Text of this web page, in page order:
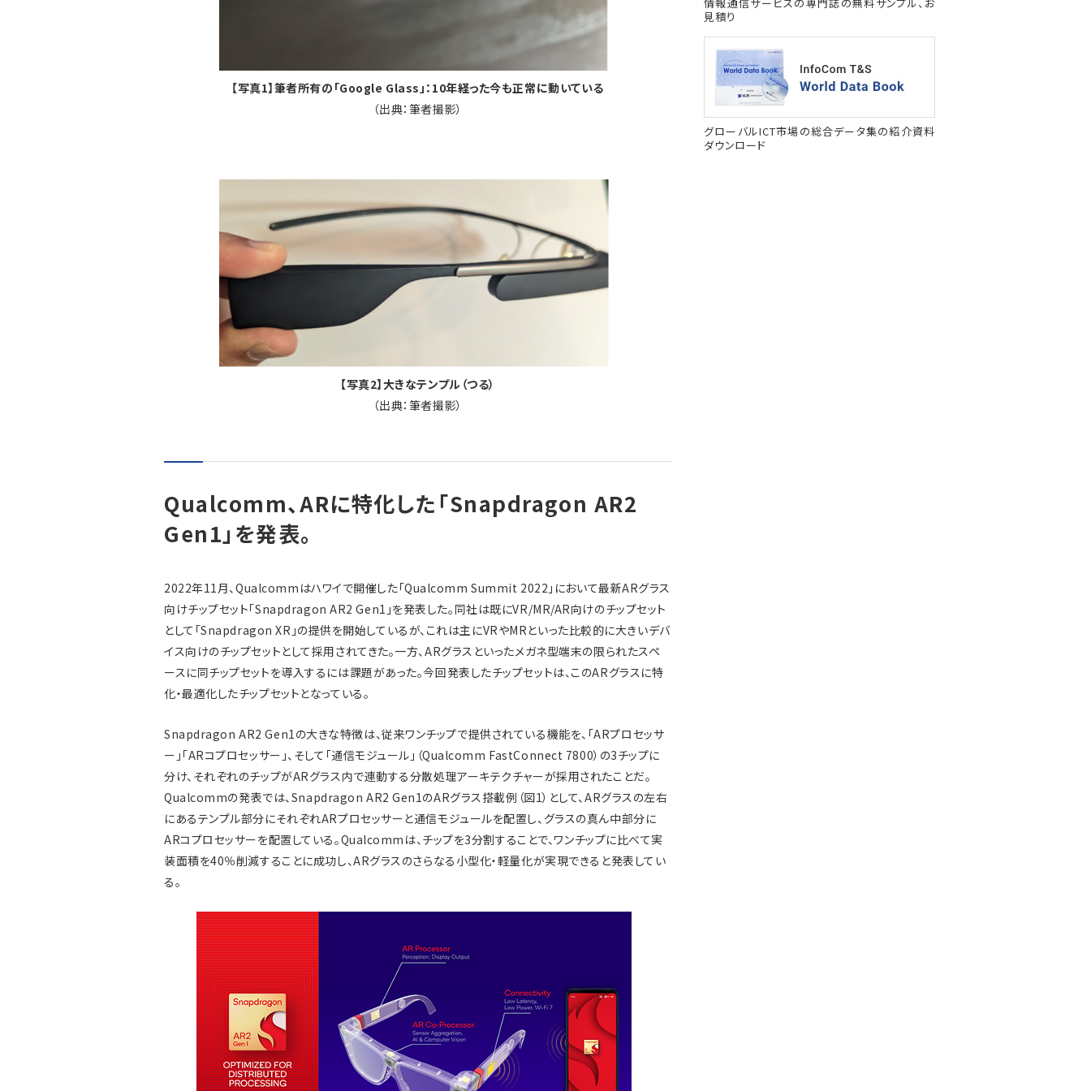
【写真1】筆者所有の「Google Glass」：10年経った今も正常に動いている
（出典：筆者撮影）
【写真2】大きなテンプル（つる）
（出典：筆者撮影）
Qualcomm、ARに特化した「Snapdragon AR2
Gen1」を発表。
2022年11月、Qualcommはハワイで開催した「Qualcomm Summit 2022」において最新ARグラス
向けチップセット「Snapdragon AR2 Gen1」を発表した。同社は既にVR/MR/AR向けのチップセット
として「Snapdragon XR」の提供を開始しているが、これは主にVRやMRといった比較的に大きいデバ
イス向けのチップセットとして採用されてきた。一方、ARグラスといったメガネ型端末の限られたスペ
ースに同チップセットを導入するには課題があった。今回発表したチップセットは、このARグラスに特
化・最適化したチップセットとなっている。
Snapdragon AR2 Gen1の大きな特徴は、従来ワンチップで提供されている機能を、「ARプロセッサ
ー」「ARコプロセッサー」、そして「通信モジュール」（Qualcomm FastConnect 7800）の3チップに
分け、それぞれのチップがARグラス内で連動する分散処理アーキテクチャーが採用されたことだ。
Qualcommの発表では、Snapdragon AR2 Gen1のARグラス搭載例（図1）として、ARグラスの左右
にあるテンプル部分にそれぞれARプロセッサーと通信モジュールを配置し、グラスの真ん中部分に
ARコプロセッサーを配置している。Qualcommは、チップを3分割することで、ワンチップに比べて実
装面積を40％削減することに成功し、ARグラスのさらなる小型化・軽量化が実現できると発表してい
る。
見積り
グローバルICT市場の総合データ集の紹介資料
ダウンロード